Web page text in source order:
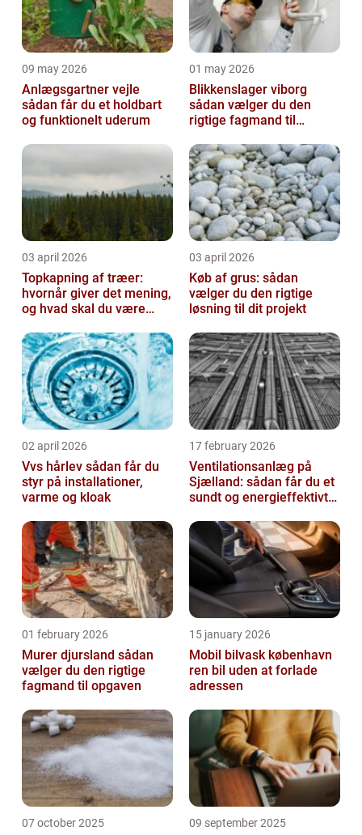
09 may 2026
Anlægsgartner vejle
sådan får du et holdbart
og funktionelt uderum
01 may 2026
Blikkenslager viborg
sådan vælger du den
rigtige fagmand til
03 april 2026
Topkapning af træer:
hvornår giver det mening,
og hvad skal du være
03 april 2026
Køb af grus: sådan
vælger du den rigtige
løsning til dit projekt
02 april 2026
Vvs hårlev sådan får du
styr på installationer,
varme og kloak
17 february 2026
Ventilationsanlæg på
Sjælland: sådan får du et
sundt og energieffektivt
01 february 2026
Murer djursland sådan
vælger du den rigtige
fagmand til opgaven
15 january 2026
Mobil bilvask københavn
ren bil uden at forlade
adressen
07 october 2025 09 september 2025